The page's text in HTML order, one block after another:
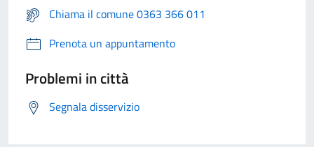
Chiama il comune 0363 366 011
Prenota un appuntamento
Problemi in città
Segnala disservizio